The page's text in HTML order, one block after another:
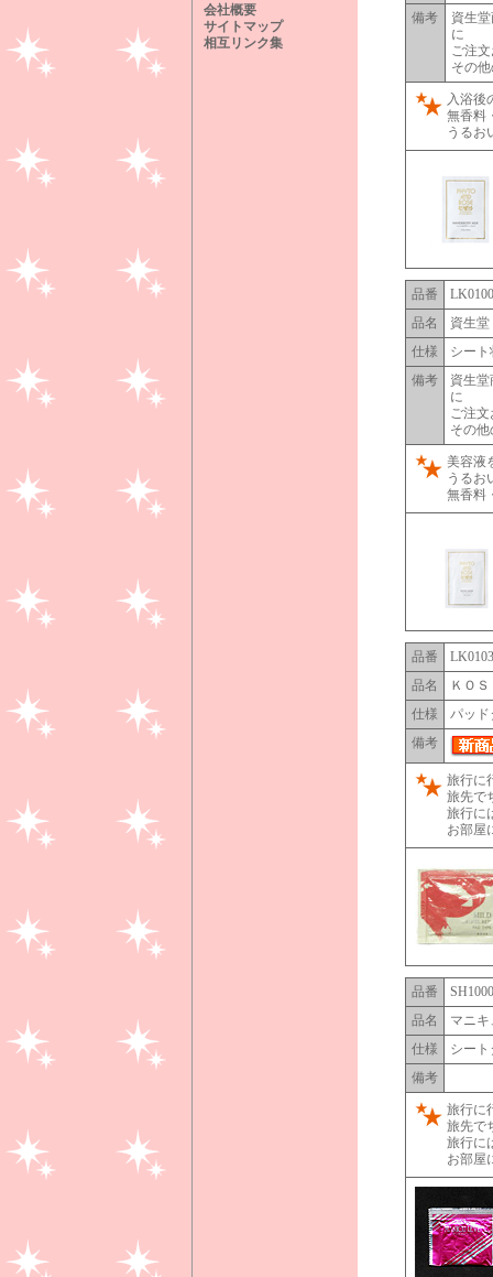
会社概要
サイトマップ
相互リンク集
備考
資生
に
ご注
その
入浴後
無香料
うるお
品番
品名
資生
仕様
シー
備考
資生
に
ご注
その
美容液
うるお
無香料
品番
品名
ＫＯ
仕様
パッド
備考
旅行に
旅先で
旅行に
お部屋
品番
品名
マニ
仕様
シー
備考
旅行に
旅先で
旅行に
お部屋